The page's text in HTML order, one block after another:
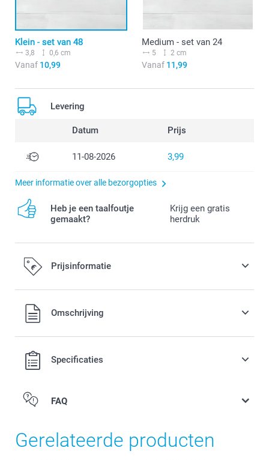
Klein - set van 48
3,8 0,6 cm
Vanaf 10,99
Medium - set van 24
5 2 cm
Vanaf11,99
Levering
Datum Prijs
11-08-2026 3,99
Meer informatie over alle bezorgopties
Heb je een taalfoutje
gemaakt?
Krijg een gratis
herdruk
Prijsinformatie
Alle prijzen zijn in EURO (€) inclusief BTW en exclusief
verzendkosten.Omschrijving
Specificaties
FAQ
Gerelateerde producten